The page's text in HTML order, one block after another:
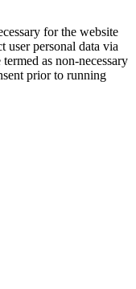
for the website
user personal data via
as non-necessary
prior to running